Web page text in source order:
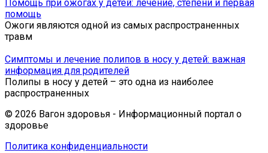
Помощь при ожогах у детей: лечение, степени и первая
помощь
Ожоги являются одной из самых распространенных
травм
Симптомы и лечение полипов в носу у детей: важная
информация для родителей
Полипы в носу у детей – это одна из наиболее
распространенных
© 2026 Вагон здоровья - Информационный портал о
здоровье
Политика конфиденциальности